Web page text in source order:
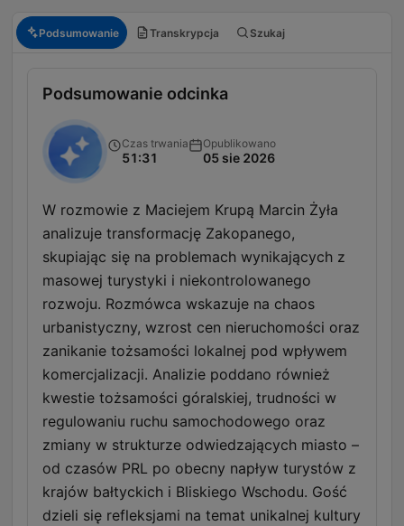
Podsumowanie Transkrypcja Szukaj
Podsumowanie odcinka
Czas trwania
51:31
Opublikowano
05 sie 2026
W rozmowie z Maciejem Krupą Marcin Żyła
analizuje transformację Zakopanego,
skupiając się na problemach wynikających z
masowej turystyki i niekontrolowanego
rozwoju. Rozmówca wskazuje na chaos
urbanistyczny, wzrost cen nieruchomości oraz
zanikanie tożsamości lokalnej pod wpływem
komercjalizacji. Analizie poddano również
kwestie tożsamości góralskiej, trudności w
regulowaniu ruchu samochodowego oraz
zmiany w strukturze odwiedzających miasto –
od czasów PRL po obecny napływ turystów z
krajów bałtyckich i Bliskiego Wschodu. Gość
dzieli się refleksjami na temat unikalnej kultury